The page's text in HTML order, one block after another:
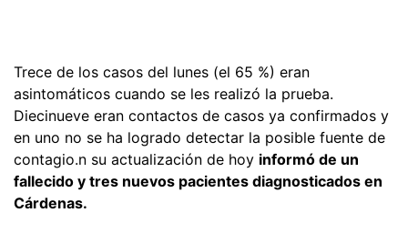
Trece de los casos del lunes (el 65 %) eran
asintomáticos cuando se les realizó la prueba.
Diecinueve eran contactos de casos ya confirmados y
en uno no se ha logrado detectar la posible fuente de
contagio.n su actualización de hoy informó de un
fallecido y tres nuevos pacientes diagnosticados en
Cárdenas.